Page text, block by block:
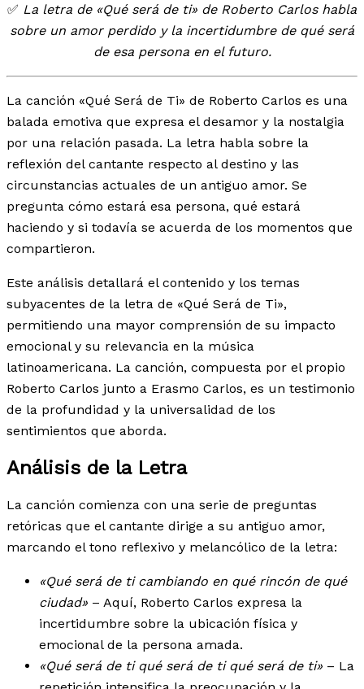
✅ La letra de «Qué será de ti» de Roberto Carlos habla
sobre un amor perdido y la incertidumbre de qué será
de esa persona en el futuro.
La canción «Qué Será de Ti» de Roberto Carlos es una
balada emotiva que expresa el desamor y la nostalgia
por una relación pasada. La letra habla sobre la
reflexión del cantante respecto al destino y las
circunstancias actuales de un antiguo amor. Se
pregunta cómo estará esa persona, qué estará
haciendo y si todavía se acuerda de los momentos que
compartieron.
Este análisis detallará el contenido y los temas
subyacentes de la letra de «Qué Será de Ti»,
permitiendo una mayor comprensión de su impacto
emocional y su relevancia en la música
latinoamericana. La canción, compuesta por el propio
Roberto Carlos junto a Erasmo Carlos, es un testimonio
de la profundidad y la universalidad de los
sentimientos que aborda.
Análisis de la Letra
La canción comienza con una serie de preguntas
retóricas que el cantante dirige a su antiguo amor,
marcando el tono reflexivo y melancólico de la letra:
«Qué será de ti cambiando en qué rincón de qué
ciudad» – Aquí, Roberto Carlos expresa la
incertidumbre sobre la ubicación física y
emocional de la persona amada.
«Qué será de ti qué será de ti qué será de ti» – La